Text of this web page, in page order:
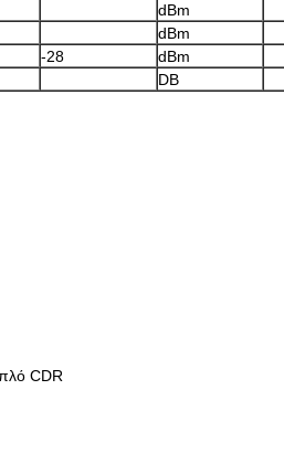
dBm
dBm
-28
dBm
DB
CDR